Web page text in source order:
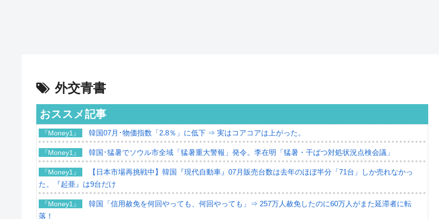
外交青書
おススメ記事
『Money1』 韓国07月･物価指数「2.8％」に低下 ⇒ 実はコアコアは上がった。
『Money1』 韓国･猛暑でソウル市全域「猛暑重大警報」発令。李在明「猛暑・干ばつ対処状況点検会議」
『Money1』
【日本市場再挑戦中】韓国『現代自動車』07月販売台数は去年のほぼ半分「71台」しか売れなかっ
た。『起亜』は9台だけ
『Money1』
韓国「信用赦免を何回やっても、何回やっても」⇒ 257万人赦免したのに60万人がまた延滞者に転
落！